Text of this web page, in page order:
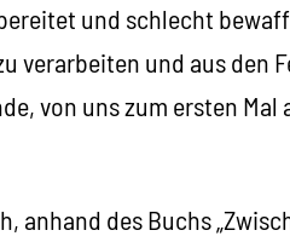
und schlecht
verarbeiten und aus den
von uns zum ersten
anhand des Buchs